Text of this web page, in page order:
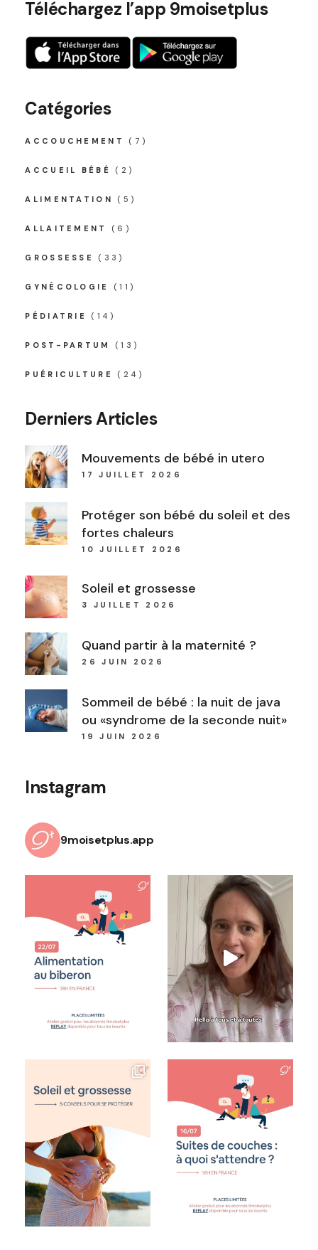
Téléchargez l’app 9moisetplus
Catégories
ACCOUCHEMENT (7)
ACCUEIL BÉBÉ (2)
ALIMENTATION (5)
ALLAITEMENT (6)
GROSSESSE (33)
GYNÉCOLOGIE (11)
PÉDIATRIE (14)
POST-PARTUM (13)
PUÉRICULTURE (24)
Derniers Articles
Mouvements de bébé in utero
17 JUILLET 2026
Protéger son bébé du soleil et des
fortes chaleurs
10 JUILLET 2026
Soleil et grossesse
3 JUILLET 2026
Quand partir à la maternité ?
26 JUIN 2026
Sommeil de bébé : la nuit de java
ou «syndrome de la seconde nuit»
19 JUIN 2026
Instagram
9moisetplus.app